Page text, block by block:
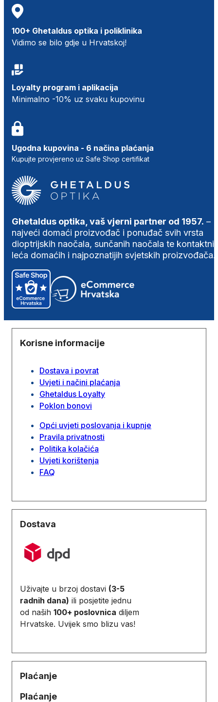
100+ Ghetaldus optika i poliklinika
Vidimo se bilo gdje u Hrvatskoj!
Loyalty program i aplikacija
Minimalno -10% uz svaku kupovinu
Ugodna kupovina - 6 načina plaćanja
Kupujte provjereno uz Safe Shop certifikat
Ghetaldus optika, vaš vjerni partner od 1957. –
najveći domaći proizvođač i ponuđač svih vrsta
dioptrijskih naočala, sunčanih naočala te
leća domaćih i najpoznatijih svjetskih proizvođača.
Korisne informacije
Dostava i povrat
Uvjeti i načini plaćanja
Ghetaldus Loyalty
Poklon bonovi
Opći uvjeti poslovanja i kupnje
Pravila privatnosti
Politika kolačića
Uvjeti korištenja
FAQ
Dostava
Uživajte u brzoj dostavi (3-5
radnih dana) ili posjetite jednu
od naših 100+ poslovnica diljem
Hrvatske. Uvijek smo blizu vas!
Plaćanje
Plaćanje